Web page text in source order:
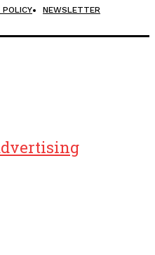
POLICY NEWSLETTER